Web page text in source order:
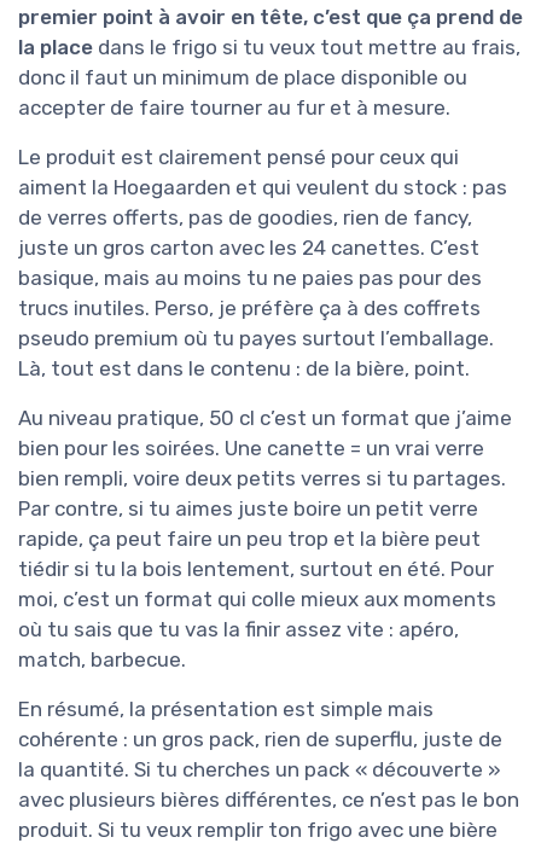
premier point à avoir en tête, c’est que ça prend de
la place dans le frigo si tu veux tout mettre au frais,
donc il faut un minimum de place disponible ou
accepter de faire tourner au fur et à mesure.
Le produit est clairement pensé pour ceux qui
aiment la Hoegaarden et qui veulent du stock : pas
de verres offerts, pas de goodies, rien de fancy,
juste un gros carton avec les 24 canettes. C’est
basique, mais au moins tu ne paies pas pour des
trucs inutiles. Perso, je préfère ça à des coffrets
pseudo premium où tu payes surtout l’emballage.
Là, tout est dans le contenu : de la bière, point.
Au niveau pratique, 50 cl c’est un format que j’aime
bien pour les soirées. Une canette = un vrai verre
bien rempli, voire deux petits verres si tu partages.
Par contre, si tu aimes juste boire un petit verre
rapide, ça peut faire un peu trop et la bière peut
tiédir si tu la bois lentement, surtout en été. Pour
moi, c’est un format qui colle mieux aux moments
où tu sais que tu vas la finir assez vite : apéro,
match, barbecue.
En résumé, la présentation est simple mais
cohérente : un gros pack, rien de superflu, juste de
la quantité. Si tu cherches un pack « découverte »
avec plusieurs bières différentes, ce n’est pas le bon
produit. Si tu veux remplir ton frigo avec une bière